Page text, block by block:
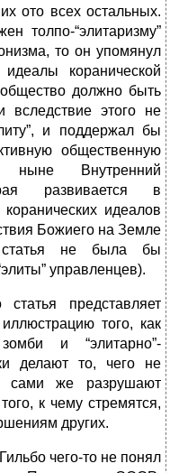
ото всех остальных.
толпо-“элитаризму”
то он упомянул
коранической
должно быть
вследствие этого не
и поддержал бы
общественную
ныне Внутренний
развивается в
идеалов
Божиего на Земле
не была бы
управленцев).
представляет
того, как
и “элитарно”-
делают то, чего не
сами же разрушают
к чему стремятся,
других.
чего-то не понял